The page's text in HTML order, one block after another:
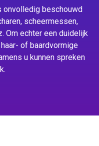
onvolledig beschouwd
scheermessen,
Om echter een duidelijk
of baardvormige
u kunnen spreken